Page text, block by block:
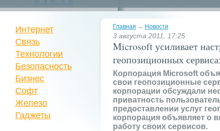
Главная → Новости
3 августа 2011, 17:25
Microsoft усиливает
геопозиционных
Корпорация Microsoft
свои геопозиционные
корпорации обсуждали
приватность
предоставлении услуг
корпорация объявляет о
работу своих сервисов.
Интернет
Связь
Технологии
Безопасность
Бизнес
Софт
Железо
Гаджеты